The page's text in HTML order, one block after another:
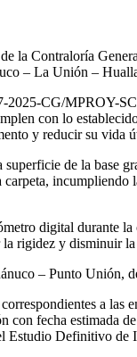
la Contraloría
– La Unión –
CG/MPROY-
con lo
y reducir su vida
de la base
digital durante
rigidez y disminuir
– Punto Unión,
a
con fecha estimada
Estudio Definitivo de